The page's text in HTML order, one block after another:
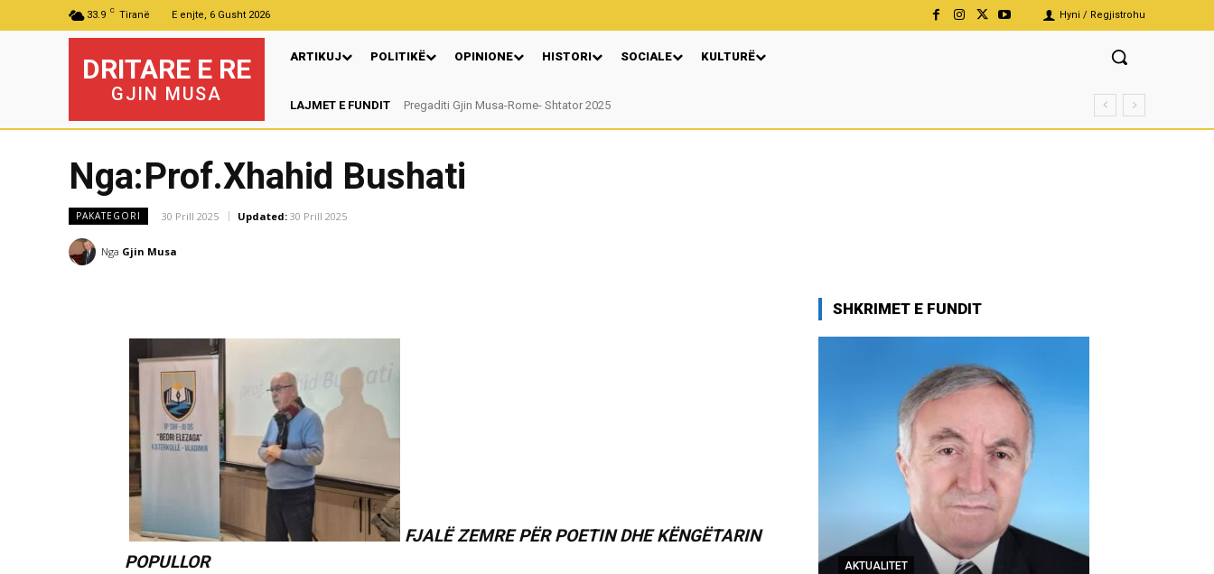
33.9 C Tiranë E enjte, 6 Gusht 2026 Hyni / Regjistrohu
DRITARE E RE
GJIN MUSA
ARTIKUJ POLITIKË OPINIONE HISTORI SOCIALE KULTURË
LAJMET E FUNDIT Pregaditi Gjin Musa-Rome- Shtator 2025
Nga:Prof.Xhahid Bushati
PAKATEGORI 30 Prill 2025 Updated: 30 Prill 2025
Nga Gjin Musa
FJALË ZEMRE PËR POETIN DHE KËNGËTARIN
POPULLOR
SHKRIMET E FUNDIT
AKTUALITET